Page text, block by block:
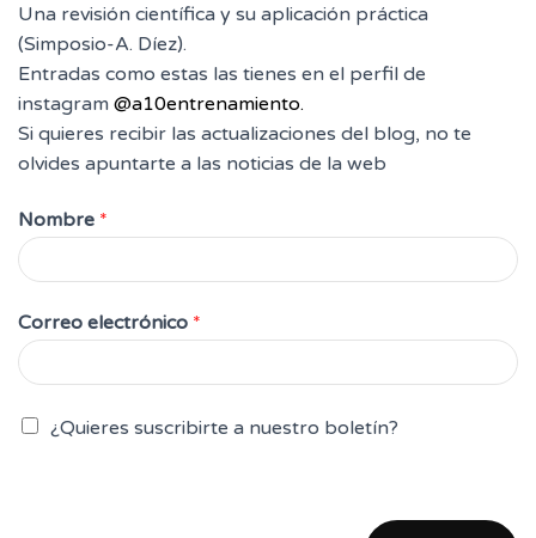
Una revisión científica y su aplicación práctica
(Simposio-A. Díez).
Entradas como estas las tienes en el perfil de
instagram @a10entrenamiento.
Si quieres recibir las actualizaciones del blog, no te
olvides apuntarte a las noticias de la web
Nombre *
*
C
o
r
e
Correo electrónico *
¿Quieres suscribirte a nuestro boletín?